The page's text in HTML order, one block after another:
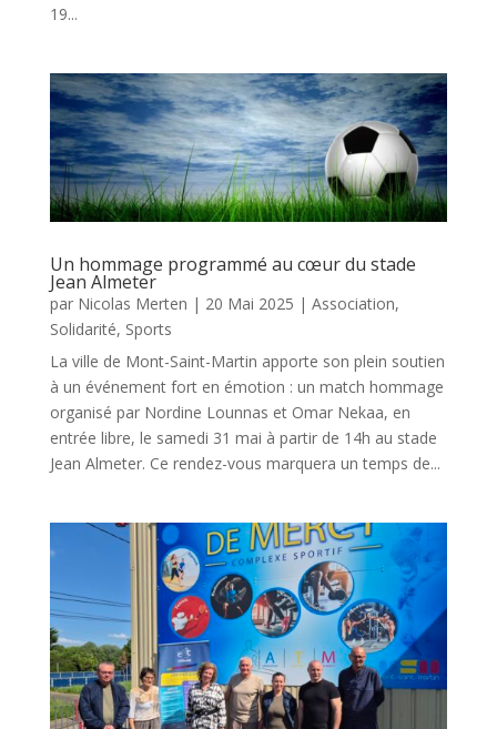
19...
Un hommage programmé au cœur du stade
Jean Almeter
par Nicolas Merten | 20 Mai 2025 | Association,
Solidarité, Sports
La ville de Mont-Saint-Martin apporte son plein soutien
à un événement fort en émotion : un match hommage
organisé par Nordine Lounnas et Omar Nekaa, en
entrée libre, le samedi 31 mai à partir de 14h au stade
Jean Almeter. Ce rendez-vous marquera un temps de...